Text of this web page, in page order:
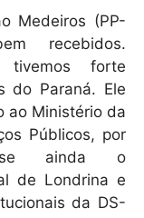
Medeiros (PP-
recebidos.
tivemos forte
do Paraná. Ele
ao Ministério da
Públicos, por
ainda o
de Londrina e
da DS-